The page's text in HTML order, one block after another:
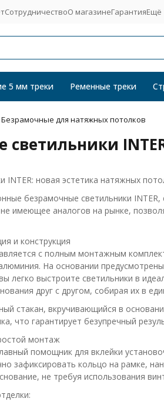
СотрудничествоО магазинеГарантияЕщё
5 мм треки Ременные треки
Безрамочные для натяжных потолков
светильники
INTER: новая эстетика натяжных
безрамочные светильники
имеющее аналогов на рынке,
и конструкция
с полным монтажным
На основании
выстроите светильники в
друг с другом, собирая их в
стакан, вкручивающийся в
что гарантирует безупречный
монтаж
помощник для вклейки
зафиксировать кольцо на рамке,
не требуя использования